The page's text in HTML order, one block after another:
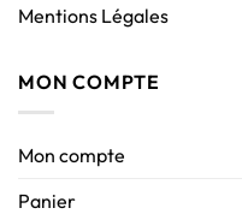
Mentions Légales
MON COMPTE
Mon compte
Panier